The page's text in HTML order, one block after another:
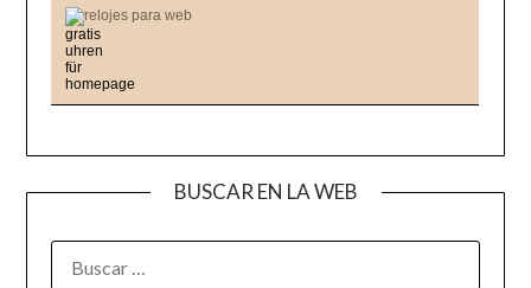
relojes para web
BUSCAR EN LA WEB